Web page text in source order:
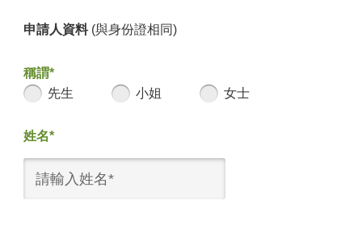
申請人資料 (與身份證相同)
稱謂*
先生
小姐 女士
姓名*